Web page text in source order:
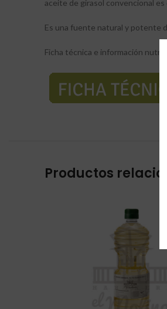
aceite de girasol convencional
Es una fuente natural y potente
Ficha técnica e información
Productos